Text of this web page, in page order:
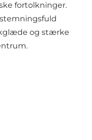
fortolkninger.
og stærke